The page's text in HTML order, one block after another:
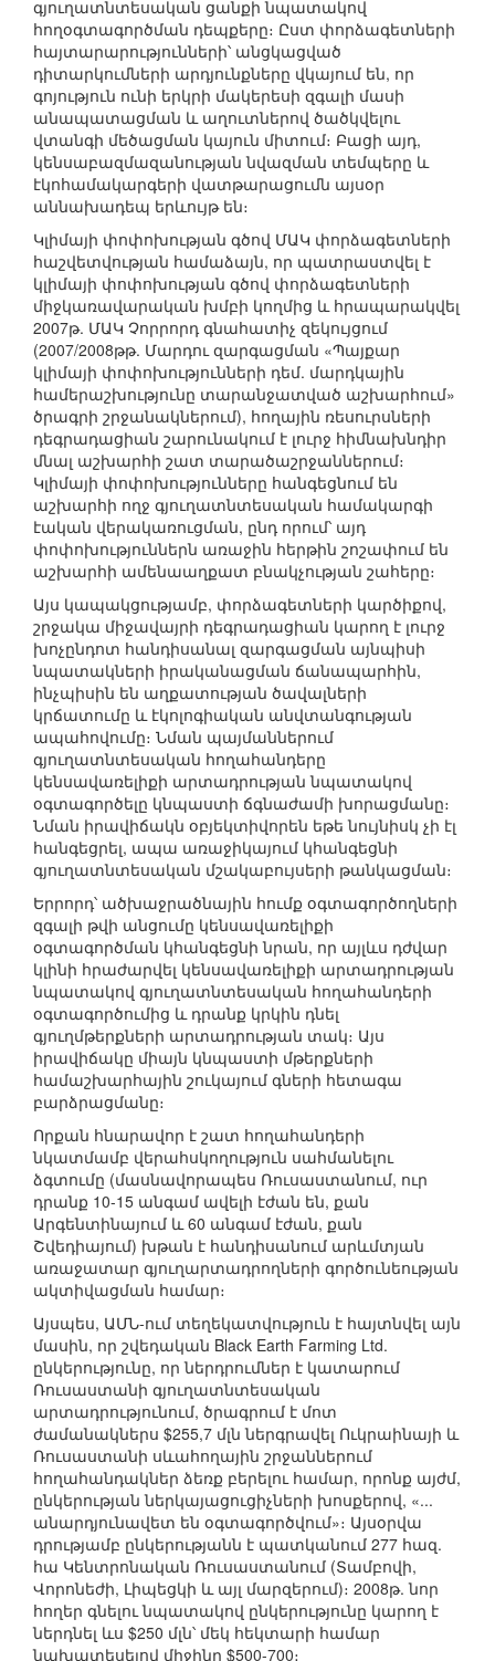
գյուղատնտեսական ցանքի նպատակով
հողօգտագործման դեպքերը։ Ըստ փորձագետների
հայտարարությունների՝ անցկացված
դիտարկումների արդյունքները վկայում են, որ
գոյություն ունի երկրի մակերեսի զգալի մասի
անապատացման և աղուտներով ծածկվելու
վտանգի մեծացման կայուն միտում։ Բացի այդ,
կենսաբազմազանության նվազման տեմպերը և
էկոհամակարգերի վատթարացումն այսօր
աննախադեպ երևույթ են։
Կլիմայի փոփոխության գծով ՄԱԿ փորձագետների
հաշվետվության համաձայն, որ պատրաստվել է
կլիմայի փոփոխության գծով փորձագետների
միջկառավարական խմբի կողմից և հրապարակվել
2007թ. ՄԱԿ Չորրորդ գնահատիչ զեկույցում
(2007/2008թթ. Մարդու զարգացման «Պայքար
կլիմայի փոփոխությունների դեմ. մարդկային
համերաշխությունը տարանջատված աշխարհում»
ծրագրի շրջանակներում), հողային ռեսուրսների
դեգրադացիան շարունակում է լուրջ հիմնախնդիր
մնալ աշխարհի շատ տարածաշրջաններում։
Կլիմայի փոփոխությունները հանգեցնում են
աշխարհի ողջ գյուղատնտեսական համակարգի
էական վերակառուցման, ընդ որում՝ այդ
փոփոխություններն առաջին հերթին շոշափում են
աշխարհի ամենաաղքատ բնակչության շահերը։
Այս կապակցությամբ, փորձագետների կարծիքով,
շրջակա միջավայրի դեգրադացիան կարող է լուրջ
խոչընդոտ հանդիսանալ զարգացման այնպիսի
նպատակների իրականացման ճանապարհին,
ինչպիսին են աղքատության ծավալների
կրճատումը և էկոլոգիական անվտանգության
ապահովումը։ Նման պայմաններում
գյուղատնտեսական հողահանդերը
կենսավառելիքի արտադրության նպատակով
օգտագործելը կնպաստի ճգնաժամի խորացմանը։
Նման իրավիճակն օբյեկտիվորեն եթե նույնիսկ չի էլ
հանգեցրել, ապա առաջիկայում կհանգեցնի
գյուղատնտեսական մշակաբույսերի թանկացման։
Երրորդ՝ ածխաջրածնային հումք օգտագործողների
զգալի թվի անցումը կենսավառելիքի
օգտագործման կհանգեցնի նրան, որ այլևս դժվար
կլինի հրաժարվել կենսավառելիքի արտադրության
նպատակով գյուղատնտեսական հողահանդերի
օգտագործումից և դրանք կրկին դնել
գյուղմթերքների արտադրության տակ։ Այս
իրավիճակը միայն կնպաստի մթերքների
համաշխարհային շուկայում գների հետագա
բարձրացմանը։
Որքան հնարավոր է շատ հողահանդերի
նկատմամբ վերահսկողություն սահմանելու
ձգտումը (մասնավորապես Ռուսաստանում, ուր
դրանք 10-15 անգամ ավելի էժան են, քան
Արգենտինայում և 60 անգամ էժան, քան
Շվեդիայում) խթան է հանդիսանում արևմտյան
առաջատար գյուղարտադրողների գործունեության
ակտիվացման համար։
Այսպես, ԱՄՆ-ում տեղեկատվություն է հայտնվել այն
մասին, որ շվեդական Black Earth Farming Ltd.
ընկերությունը, որ ներդրումներ է կատարում
Ռուսաստանի գյուղատնտեսական
արտադրությունում, ծրագրում է մոտ
ժամանակներս $255,7 մլն ներգրավել Ուկրաինայի և
Ռուսաստանի սևահողային շրջաններում
հողահանդակներ ձեռք բերելու համար, որոնք այժմ,
ընկերության ներկայացուցիչների խոսքերով, «...
անարդյունավետ են օգտագործվում»։ Այսօրվա
դրությամբ ընկերությանն է պատկանում 277 հազ.
հա Կենտրոնական Ռուսաստանում (Տամբովի,
Վորոնեժի, Լիպեցկի և այլ մարզերում)։ 2008թ. նոր
հողեր գնելու նպատակով ընկերությունը կարող է
ներդնել ևս $250 մլն՝ մեկ հեկտարի համար
նախատեսելով միջինը $500-700։